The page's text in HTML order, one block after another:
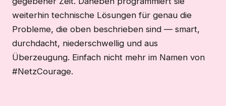
weiterhin technische Lösungen für genau die
Probleme, die oben beschrieben sind — smart,
durchdacht, niederschwellig und aus
Überzeugung. Einfach nicht mehr im Namen von
#NetzCourage.